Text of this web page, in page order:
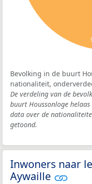
Bevolking in de buurt
nationaliteit,
De verdeling van de
buurt Houssonloge
data over de
getoond.
Inwoners naar
Aywaille